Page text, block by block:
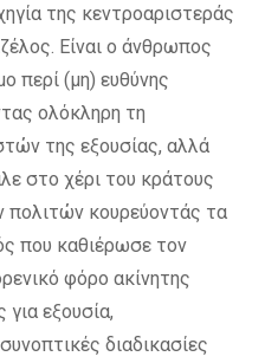
της κεντροαριστεράς
Είναι ο άνθρωπος
περί (μη) ευθύνης
ολόκληρη τη
της εξουσίας, αλλά
στο χέρι του κράτους
πολιτών κουρεύοντάς τα
που καθιέρωσε τον
φόρο ακίνητης
για εξουσία,
διαδικασίες